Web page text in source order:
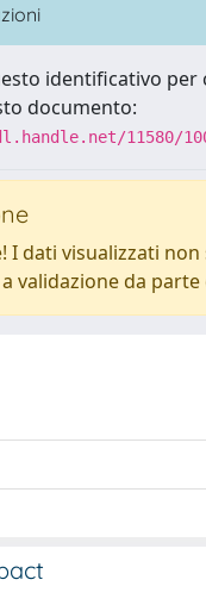
identificativo per
documento:
11580/
I dati visualizzati
validazione da parte